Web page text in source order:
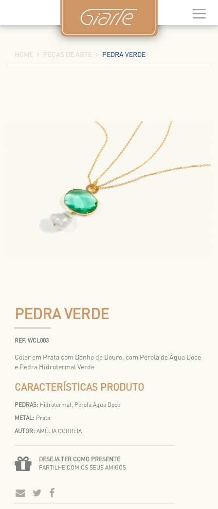
HOME PEÇAS DE ARTE PEDRA VERDE
PEDRA VERDE
REF. WCL003
Colar em Prata com Banho de Douro, com Pérola de Água Doce
e Pedra Hidrotermal Verde
CARACTERÍSTICAS PRODUTO
PEDRAS: Hidrotermal, Pérola Água Doce
METAL: Prata
AUTOR: AMÉLIA CORREIA
DESEJA TER COMO PRESENTE
PARTILHE COM OS SEUS AMIGOS